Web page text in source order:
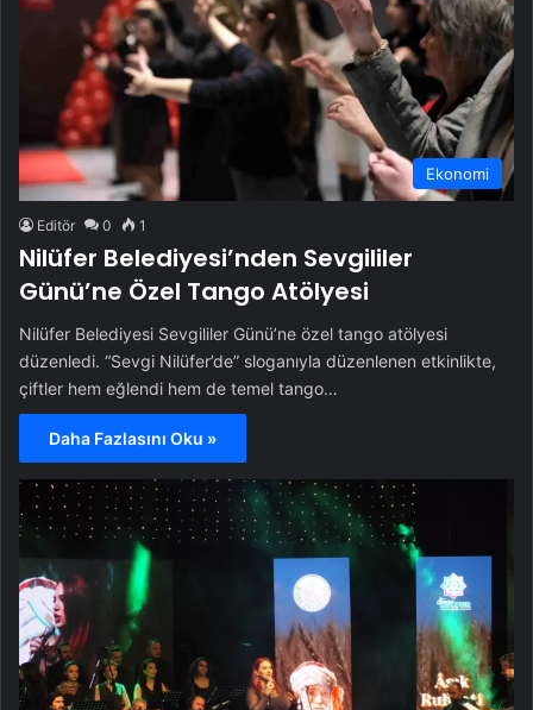
Ekonomi
Editör 0 1
Nilüfer Belediyesi’nden Sevgililer
Günü’ne Özel Tango Atölyesi
Nilüfer Belediyesi Sevgililer Günü’ne özel tango atölyesi
düzenledi. “Sevgi Nilüfer’de” sloganıyla düzenlenen etkinlikte,
çiftler hem eğlendi hem de temel tango…
Daha Fazlasını Oku »